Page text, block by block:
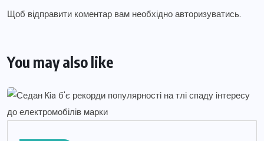
Щоб відправити коментар вам необхідно авторизуватись.
You may also like